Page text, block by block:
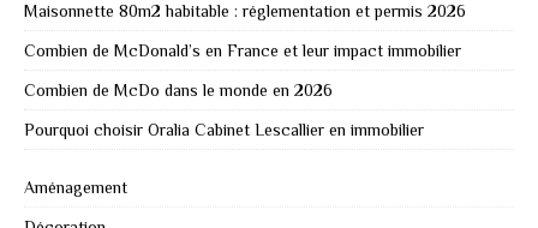
Maisonnette 80m2 habitable : réglementation et permis 2026
Combien de McDonald’s en France et leur impact immobilier
Combien de McDo dans le monde en 2026
Pourquoi choisir Oralia Cabinet Lescallier en immobilier
Aménagement